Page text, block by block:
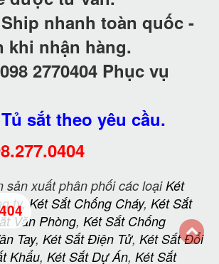
nhanh toàn quốc -
khi nhận hàng.
2770404 Phục vụ
sắt theo yêu cầu.
sản xuất phân phối các loạiKét
ty, Két Sắt Chống Cháy, Két Sắt
Văn Phòng, Két Sắt Chống
Tay, Két Sắt Điện Tử, Két Sắt Đổi
Khẩu, Két Sắt Dự Án, Két Sắt